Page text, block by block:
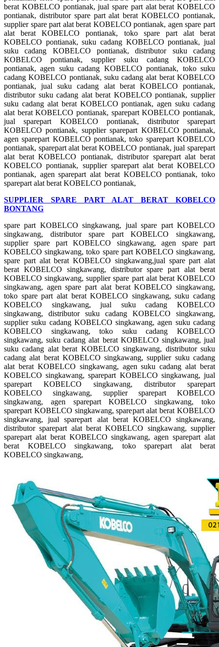
berat KOBELCO pontianak, jual spare part alat berat KOBELCO
pontianak, distributor spare part alat berat KOBELCO pontianak,
supplier spare part alat berat KOBELCO pontianak, agen spare part
alat berat KOBELCO pontianak, toko spare part alat berat
KOBELCO pontianak, suku cadang KOBELCO pontianak, jual
suku cadang KOBELCO pontianak, distributor suku cadang
KOBELCO pontianak, supplier suku cadang KOBELCO
pontianak, agen suku cadang KOBELCO pontianak, toko suku
cadang KOBELCO pontianak, suku cadang alat berat KOBELCO
pontianak, jual suku cadang alat berat KOBELCO pontianak,
distributor suku cadang alat berat KOBELCO pontianak, supplier
suku cadang alat berat KOBELCO pontianak, agen suku cadang
alat berat KOBELCO pontianak, sparepart KOBELCO pontianak,
jual sparepart KOBELCO pontianak, distributor sparepart
KOBELCO pontianak, supplier sparepart KOBELCO pontianak,
agen sparepart KOBELCO pontianak, toko sparepart KOBELCO
pontianak, sparepart alat berat KOBELCO pontianak, jual sparepart
alat berat KOBELCO pontianak, distributor sparepart alat berat
KOBELCO pontianak, supplier sparepart alat berat KOBELCO
pontianak, agen sparepart alat berat KOBELCO pontianak, toko
sparepart alat berat KOBELCO pontianak,
SUPPLIER SPARE PART ALAT BERAT KOBELCO
BONTANG
spare part KOBELCO singkawang, jual spare part KOBELCO
singkawang, distributor spare part KOBELCO singkawang,
supplier spare part KOBELCO singkawang, agen spare part
KOBELCO singkawang, toko spare part KOBELCO singkawang,
spare part alat berat KOBELCO singkawang,jual spare part alat
berat KOBELCO singkawang, distributor spare part alat berat
KOBELCO singkawang, supplier spare part alat berat KOBELCO
singkawang, agen spare part alat berat KOBELCO singkawang,
toko spare part alat berat KOBELCO singkawang, suku cadang
KOBELCO singkawang, jual suku cadang KOBELCO
singkawang, distributor suku cadang KOBELCO singkawang,
supplier suku cadang KOBELCO singkawang, agen suku cadang
KOBELCO singkawang, toko suku cadang KOBELCO
singkawang, suku cadang alat berat KOBELCO singkawang, jual
suku cadang alat berat KOBELCO singkawang, distributor suku
cadang alat berat KOBELCO singkawang, supplier suku cadang
alat berat KOBELCO singkawang, agen suku cadang alat berat
KOBELCO singkawang, sparepart KOBELCO singkawang, jual
sparepart KOBELCO singkawang, distributor sparepart
KOBELCO singkawang, supplier sparepart KOBELCO
singkawang, agen sparepart KOBELCO singkawang, toko
sparepart KOBELCO singkawang, sparepart alat berat KOBELCO
singkawang, jual sparepart alat berat KOBELCO singkawang,
distributor sparepart alat berat KOBELCO singkawang, supplier
sparepart alat berat KOBELCO singkawang, agen sparepart alat
berat KOBELCO singkawang, toko sparepart alat berat
KOBELCO singkawang,